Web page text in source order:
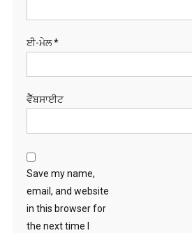
ਈ-ਮੇਲ*
ਵੈੱਬਸਾਈਟ
Save my name,
email, and website
in this browser for
the next time I